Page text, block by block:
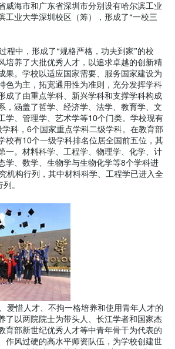
威海市和广东省深圳市分别设有哈尔滨工业
工业大学深圳校区（筹），形成了“一校三
中，形成了“规格严格，功夫到家”的校
培养了大批优秀人才，以追求卓越的创新精
果。学校以适应国家需要、服务国家建设为
色为主，拓宽通用性为准则，充分发挥学科
成了由重点学科、新兴学科和支撑学科构成
，涵盖了哲学、经济学、法学、教育学、文
学、管理学、艺术学等10个门类。学校现有
科，6个国家重点学科二级学科。在教育部
校有10个一级学科排名位居全国前五位，其
一。材料科学、工程学、物理学、化学、计
学、数学、生物学与生物化学等8个学科进
机构行列，其中材料科学、工程学已进入全
列。
爱惜人才、不拘一格培养和使用青年人才的
了以两院院士为带头人、长江学者和国家杰
育部新世纪优秀人才等中青年骨干为代表的
作风过硬的高水平师资队伍，为学校创建世